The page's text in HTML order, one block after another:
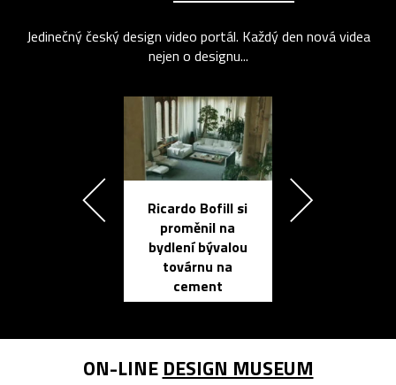
Jedinečný český design video portál. Každý den nová videa
nejen o designu...
Ricardo Bofill si
proměnil na
bydlení bývalou
továrnu na
cement
ON-LINE DESIGN MUSEUM